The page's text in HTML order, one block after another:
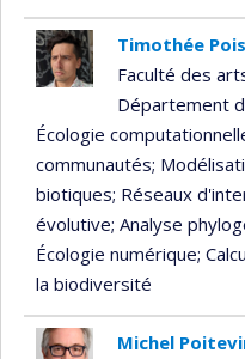
Timothée
Faculté des
Département
Écologie
communautés;
biotiques; Réseaux
évolutive; Analyse
Écologie numérique;
la biodiversité
Michel